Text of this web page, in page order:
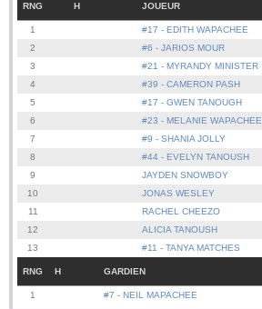
RNG H JOUEUR
1
#17 - EDITH WAPACHEE
2
#6 - JARIOS MOUR
3
#21 - MYRANDY MINISTER
4
#39 - CAMERON PASH
5
#17 - GWEN TANOUGH
6
#23 - MELANIE WAPACHEE
7
#9 - SHANIA JOLLY
8
#44 - EVELYN TANOUSH
9
JAYDEN SNOWBOY
10
JONAS WESLEY
11
RACHEL CHEEZO
12
ALICIA TANOUSH
13
#11 - TANYA MATCHES
RNG H GARDIEN
1 #7 - NEIL MAPACHEE